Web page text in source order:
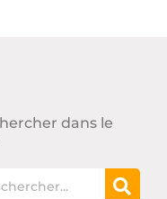
dans le